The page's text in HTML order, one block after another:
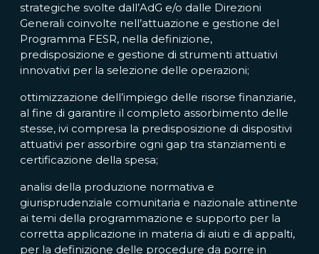
strategiche svolte dall’AdG e/o dalle Direzioni
Generali coinvolte nell’attuazione e gestione del
Programma FESR, nella definizione,
predisposizione e gestione di strumenti attuativi
innovativi per la selezione delle operazioni;
ottimizzazione dell’impiego delle risorse finanziarie,
al fine di garantire il completo assorbimento delle
stesse, ivi compresa la predisposizione di dispositivi
attuativi per assorbire ogni gap tra stanziamenti e
certificazione della spesa;
analisi della produzione normativa e
giurisprudenziale comunitaria e nazionale attinente
ai temi della programmazione e supporto per la
corretta applicazione in materia di aiuti e di appalti,
per la definizione delle procedure da porre in